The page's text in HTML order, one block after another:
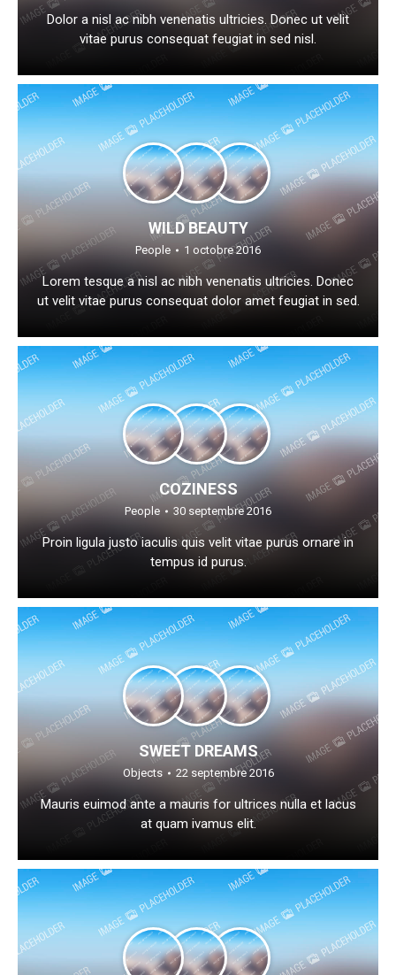
Dolor a nisl ac nibh venenatis ultricies. Donec ut velit
vitae purus consequat feugiat in sed nisl.
WILD BEAUTY
People 1 octobre 2016
Lorem tesque a nisl ac nibh venenatis ultricies. Donec
ut velit vitae purus consequat dolor amet feugiat in sed.
COZINESS
People 30 septembre 2016
Proin ligula justo iaculis quis velit vitae purus ornare in
tempus id purus.
SWEET DREAMS
Objects 22 septembre 2016
Mauris euimod ante a mauris for ultrices nulla et lacus
at quam ivamus elit.